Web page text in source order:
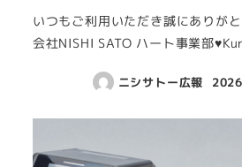
いつもご利用いただき誠にありが
会社NISHI SATO ハート事業部
ニシサトー広報